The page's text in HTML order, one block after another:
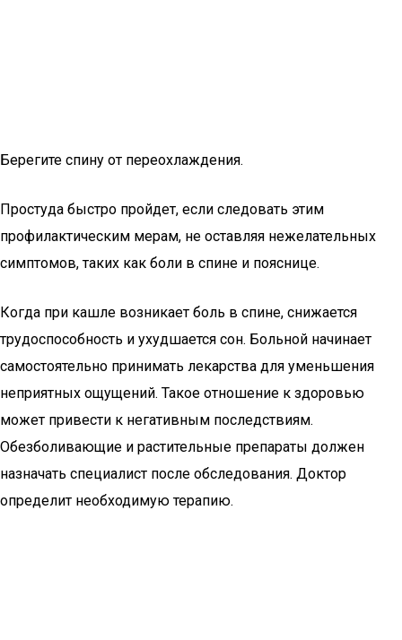
Берегите спину от переохлаждения.
Простуда быстро пройдет, если следовать этим
профилактическим мерам, не оставляя нежелательных
симптомов, таких как боли в спине и пояснице.
Когда при кашле возникает боль в спине, снижается
трудоспособность и ухудшается сон. Больной начинает
самостоятельно принимать лекарства для уменьшения
неприятных ощущений. Такое отношение к здоровью
может привести к негативным последствиям.
Обезболивающие и растительные препараты должен
назначать специалист после обследования. Доктор
определит необходимую терапию.